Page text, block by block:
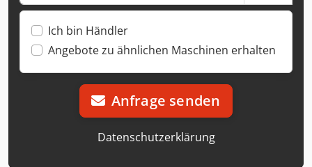
Ich bin Händler
Angebote zu ähnlichen Maschinen erhalten
Anfrage senden
Datenschutzerklärung